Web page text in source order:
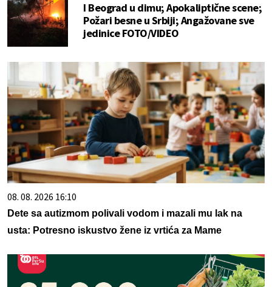
I Beograd u dimu; Apokaliptične scene;
Požari besne u Srbiji; Angažovane sve
jedinice FOTO/VIDEO
08. 08. 2026 16:10
Dete sa autizmom polivali vodom i mazali mu lak na
usta: Potresno iskustvo žene iz vrtića za Mame